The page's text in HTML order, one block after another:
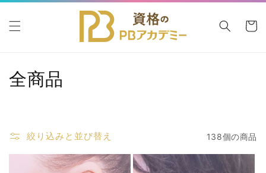
コンテ
進む
ー
コ
シ
全商品
絞り込みと並び替え 138個の商品